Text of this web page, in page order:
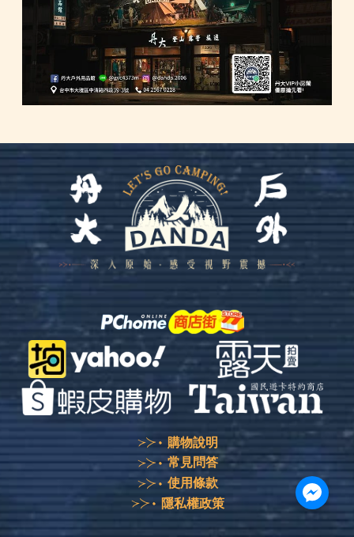
購物說明
常見問答
使用條款
隱私權政策